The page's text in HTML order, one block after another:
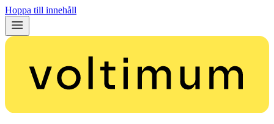
Hoppa till innehåll